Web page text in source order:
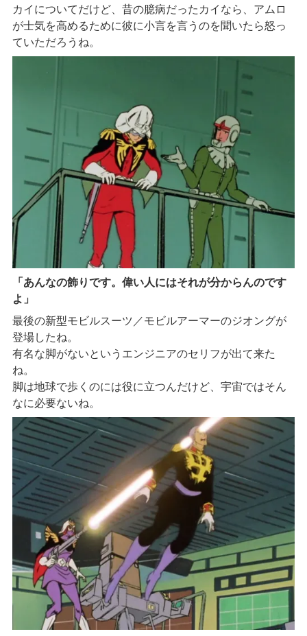
カイについてだけど、昔の臆病だったカイなら、アムロ
が士気を高めるために彼に小言を言うのを聞いたら怒っ
ていただろうね。
「あんなの飾りです。偉い人にはそれが分からんのです
よ」
最後の新型モビルスーツ／モビルアーマーのジオングが
登場したね。
有名な脚がないというエンジニアのセリフが出て来た
ね。
脚は地球で歩くのには役に立つんだけど、宇宙ではそん
なに必要ないね。